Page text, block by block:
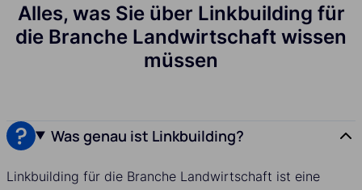
Alles, was Sie über Linkbuilding für
die Branche Landwirtschaft wissen
müssen
Was genau ist Linkbuilding?
Linkbuilding für die Branche Landwirtschaft ist eine